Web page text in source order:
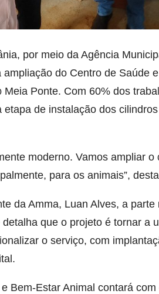
por meio da Agência
ampliação do Centro de Saúde
Meia Ponte. Com 60% dos
etapa de instalação dos
moderno. Vamos ampliar
para os animais”,
da Amma, Luan Alves, a
que o projeto é tornar a
o serviço, com
Bem-Estar Animal contará